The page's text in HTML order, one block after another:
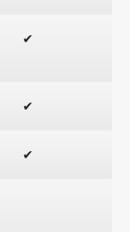
✔
✔
✔